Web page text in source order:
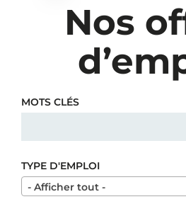
Nos
MOTS CLÉS
TYPE D'EMPLOI
- Afficher tout -